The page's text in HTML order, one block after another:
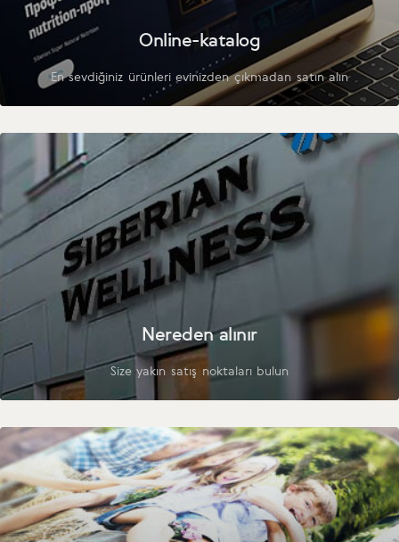
Online-katalog
En sevdiğiniz ürünleri evinizden çıkmadan satın alın
Nereden alınır
Size yakın satış noktaları bulun